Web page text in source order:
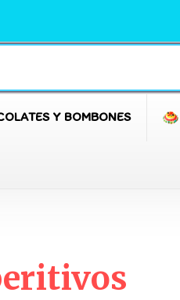
Y BOMBONES